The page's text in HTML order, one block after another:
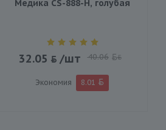
Медика CS-888-H, голубая
32.05 /шт 40.06 BYN
Экономия 8.01